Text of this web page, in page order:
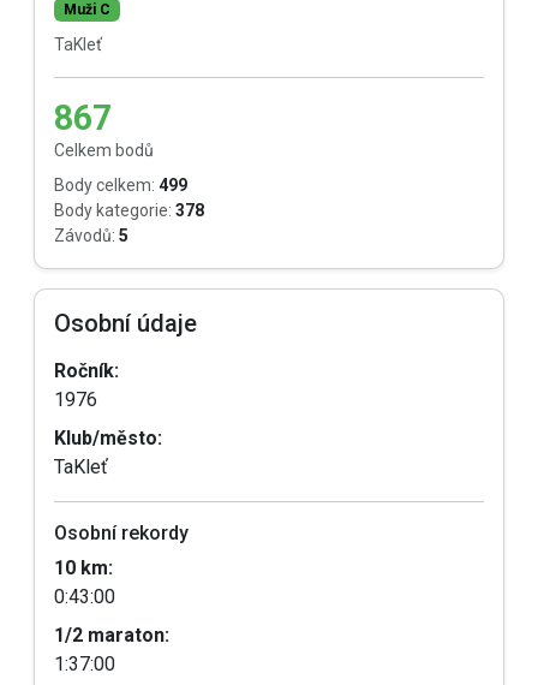
Muži C
TaKleť
867
Celkem bodů
Body celkem: 499
Body kategorie: 378
Závodů: 5
Osobní údaje
Ročník:
1976
Klub/město:
TaKleť
Osobní rekordy
10 km:
0:43:00
1/2 maraton:
1:37:00